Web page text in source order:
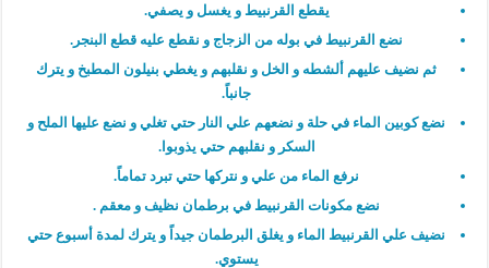
يقطع القرنبيط و يغسل و يصفي.
نضع القرنبيط في بوله من الزجاج و نقطع عليه قطع البنجر.
ثم نضيف عليهم ألشطه و الخل و نقلبهم و يغطي بنيلون المطبخ و يترك
جانباً.
نضع كوبين الماء في حلة و نضعهم علي النار حتي تغلي و نضع عليها الملح و
السكر و نقلبهم حتي يذوبوا.
نرفع الماء من علي و نتركها حتي تبرد تماماً.
نضع مكونات القرنبيط في برطمان نظيف و معقم .
نضيف علي القرنبيط الماء و يغلق البرطمان جيداً و يترك لمدة أسبوع حتي
يستوي.